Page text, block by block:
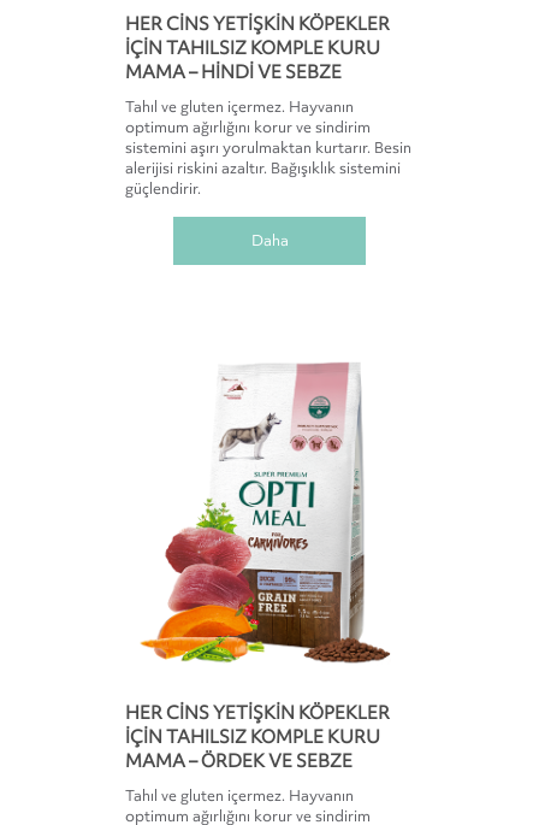
HER CİNS YETİŞKİN KÖPEKLER
İÇİN TAHILSIZ KOMPLE KURU
MAMA – HİNDİ VE SEBZE
Tahıl ve gluten içermez. Hayvanın
optimum ağırlığını korur ve sindirim
sistemini aşırı yorulmaktan kurtarır. Besin
alerijisi riskini azaltır. Bağışıklık sistemini
güçlendirir.
Daha
HER CİNS YETİŞKİN KÖPEKLER
İÇİN TAHILSIZ KOMPLE KURU
MAMA – ÖRDEK VE SEBZE
Tahıl ve gluten içermez. Hayvanın
optimum ağırlığını korur ve sindirim